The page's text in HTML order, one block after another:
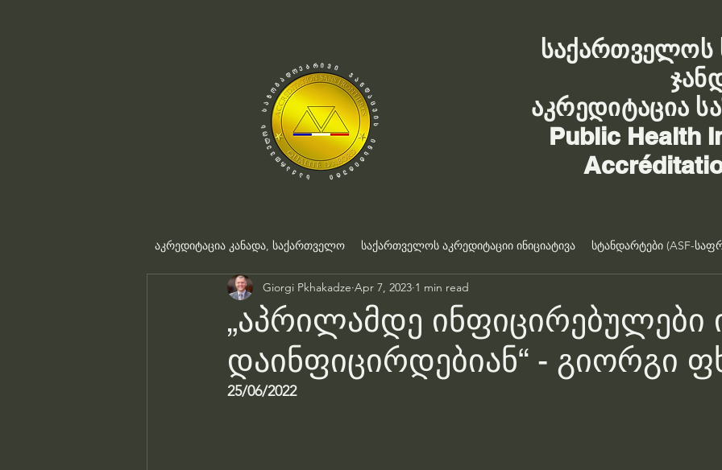
საქართველოს
აკრედიტაცია
Public Health
აკრედიტაცია კანადა, საქართველო საქართველოს აკრედიტაციი ინიციატივა სტანდარტები (ASF-
„აპრილამდე ინფიცირებულები
დაინფიცირდებიან“ - გიორგი
Giorgi Pkhakadze Apr 7, 2023 1 min read
25/06/2022